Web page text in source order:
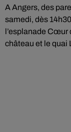
A Angers, des
samedi, dès
l’esplanade Cœur
château et le quai